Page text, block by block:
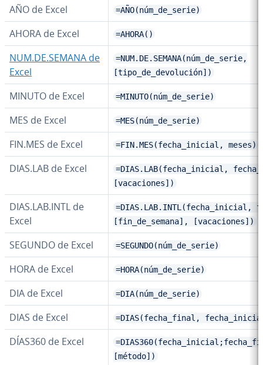
AÑO de Excel =AÑO(núm_de_serie)
AHORA de Excel =AHORA()
NUM.DE.SEMANA de
Excel
=NUM.DE.SEMANA(núm_de_serie,
[tipo_de_devolución])
MINUTO de Excel =MINUTO(núm_de_serie)
MES de Excel =MES(núm_de_serie)
FIN.MES de Excel =FIN.MES(fecha_inicial, meses)
DIAS.LAB de Excel
=DIAS.LAB(fecha_inicial,
[vacaciones])
DIAS.LAB.INTL de
Excel
=DIAS.LAB.INTL(fecha_inicial,
[fin_de_semana], [vacaciones])
SEGUNDO de Excel =SEGUNDO(núm_de_serie)
HORA de Excel =HORA(núm_de_serie)
DIA de Excel =DIA(núm_de_serie)
DIAS de Excel =DIAS(fecha_final,
DÍAS360 de Excel
[método])